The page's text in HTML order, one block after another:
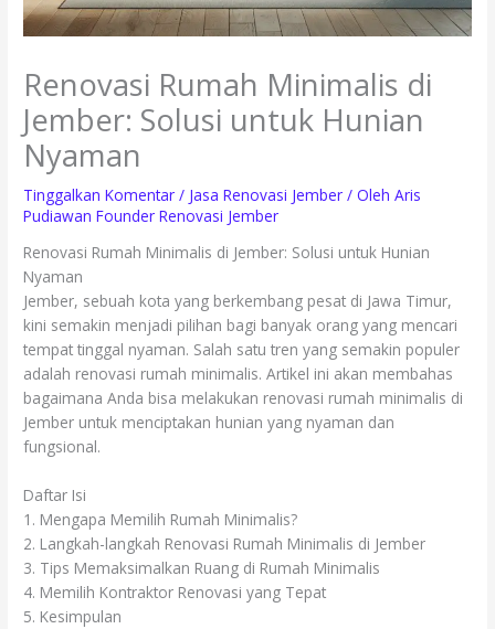
Renovasi Rumah Minimalis di
Jember: Solusi untuk Hunian
Nyaman
Tinggalkan Komentar / Jasa Renovasi Jember / OlehAris
Pudiawan Founder Renovasi Jember
Renovasi Rumah Minimalis di Jember: Solusi untuk Hunian
Nyaman
Jember, sebuah kota yang berkembang pesat di Jawa Timur,
kini semakin menjadi pilihan bagi banyak orang yang mencari
tempat tinggal nyaman. Salah satu tren yang semakin populer
adalah renovasi rumah minimalis. Artikel ini akan membahas
bagaimana Anda bisa melakukan renovasi rumah minimalis di
Jember untuk menciptakan hunian yang nyaman dan
fungsional.
Daftar Isi
1. Mengapa Memilih Rumah Minimalis?
2. Langkah-langkah Renovasi Rumah Minimalis di Jember
3. Tips Memaksimalkan Ruang di Rumah Minimalis
4. Memilih Kontraktor Renovasi yang Tepat
5. Kesimpulan